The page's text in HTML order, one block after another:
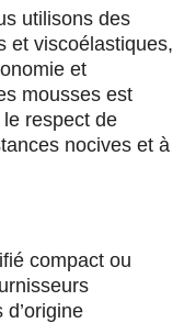
utilisons des
et viscoélastiques,
et
mousses est
respect de
nocives et à
compact ou